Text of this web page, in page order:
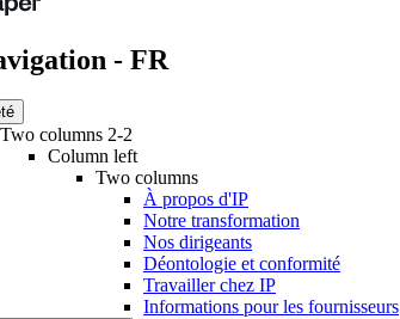
- FR
Two columns 2-2
Column left
Two columns
À propos d'IP
Notre transformation
Nos dirigeants
Déontologie et conformité
Travailler chez IP
Informations pour les fournisseurs